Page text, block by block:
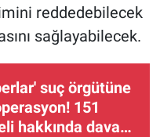
reddedebilecek
sağlayabilecek.
suç örgütüne
151
hakkında dava